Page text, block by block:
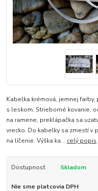
Kabelka krémová, jemnej farby,
s leskom. Strieborné kovanie,
na ramene, preklápačka sa
vrecko. Do kabelky sa zmestí v
na líčenie. Výška ka... celý popis
Dostupnosť Skladom
Nie sme platcovia DPH